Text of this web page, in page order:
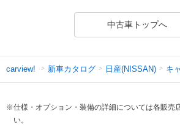
中古車トップへ
carview! 新車カタログ 日産(NISSAN) キ
※仕様・オプション・装備の詳細については各販売
い。